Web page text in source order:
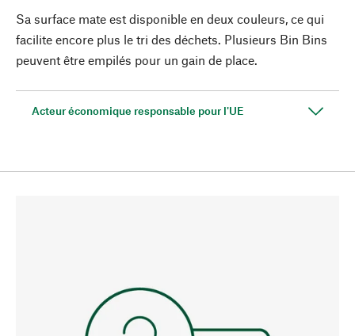
Sa surface mate est disponible en deux couleurs, ce qui
facilite encore plus le tri des déchets. Plusieurs Bin Bins
peuvent être empilés pour un gain de place.
Acteur économique responsable pour l'UE